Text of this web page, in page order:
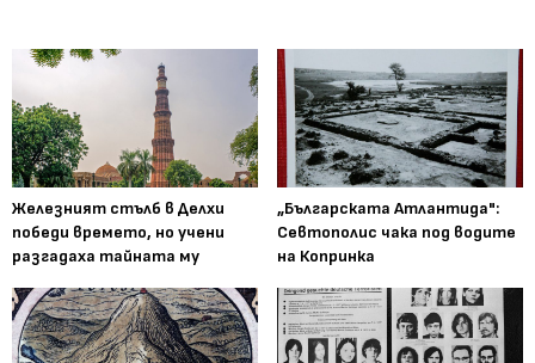
Железният стълб в Делхи
победи времето, но учени
разгадаха тайната му
„Българската Атлантида":
Севтополис чака под водите
на Копринка